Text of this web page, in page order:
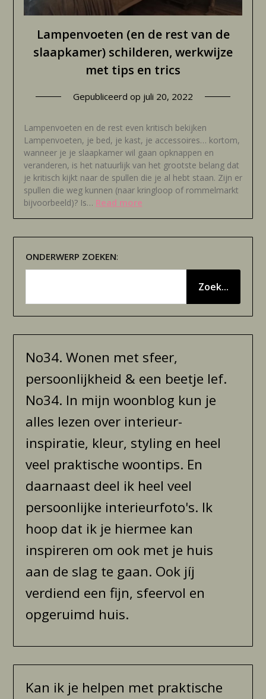
Lampenvoeten (en de rest van de
slaapkamer) schilderen, werkwijze
met tips en trics
Gepubliceerd op juli 20, 2022
Lampenvoeten en de rest even kritisch bekijken
Lampenvoeten, je bed, je kast, je accessoires… kortom,
wanneer je je slaapkamer wil gaan opknappen en
veranderen, is het natuurlijk van het grootste belang dat
je kritisch kijkt naar de spullen die je al hebt staan. Zijn er
spullen die weg kunnen (naar kringloop of rommelmarkt
bijvoorbeeld)? Is… Read more
ONDERWERP ZOEKEN:
Zoek...
No34. Wonen met sfeer,
persoonlijkheid & een beetje lef.
No34. In mijn woonblog kun je
alles lezen over interieur-
inspiratie, kleur, styling en heel
veel praktische woontips. En
daarnaast deel ik heel veel
persoonlijke interieurfoto's. Ik
hoop dat ik je hiermee kan
inspireren om ook met je huis
aan de slag te gaan. Ook jíj
verdiend een fijn, sfeervol en
opgeruimd huis.
Kan ik je helpen met praktische